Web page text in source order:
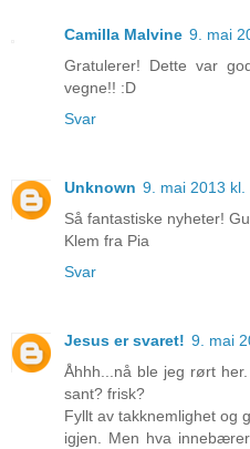
Camilla Malvine 9. mai
Gratulerer! Dette var
vegne!! :D
Svar
Unknown 9. mai 2013 kl.
Så fantastiske nyheter!
Klem fra Pia
Svar
Jesus er svaret! 9. mai
Åhhh...nå ble jeg rørt
sant? frisk?
Fyllt av takknemlighet og
igjen. Men hva